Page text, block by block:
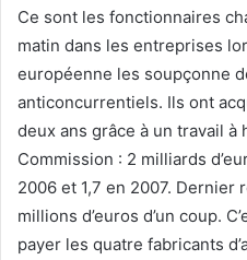
Ce sont les fonctionnaires
matin dans les entreprises
européenne les soupçonne
anticoncurrentiels. Ils ont
deux ans grâce à un travail
Commission : 2 milliards
2006 et 1,7 en 2007. Dernier
millions d’euros d’un coup.
payer les quatre fabricants